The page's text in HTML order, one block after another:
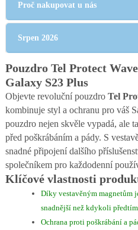
Proč nakupovat u nás
Srpen 2026
Pouzdro Tel Protect
Galaxy S23 Plus
Objevte revoluční pouzdro Tel
kombinuje styl a ochranu pro váš
pouzdro nejen skvěle vypadá, ale
před poškrábáním a pády. S
snadné připojení dalšího
společníkem pro každodenní
Klíčové vlastnosti
Díky vestavěným magnetům
snadnější než kdykoli předtím
Ochrana proti poškrábání a